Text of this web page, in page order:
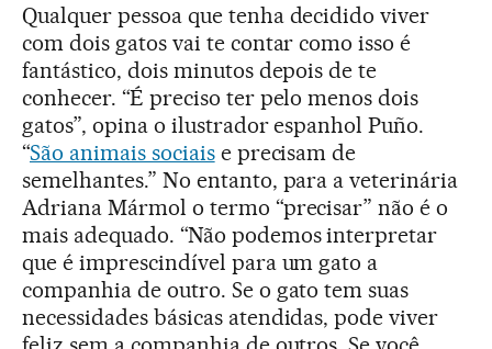
Qualquer pessoa que tenha decidido viver
com dois gatos vai te contar como isso é
fantástico, dois minutos depois de te
conhecer. “É preciso ter pelo menos dois
gatos”, opina o ilustrador espanhol Puño.
“São animais sociaise precisam de
semelhantes.” No entanto, para a veterinária
Adriana Mármol o termo “precisar” não é o
mais adequado. “Não podemos interpretar
que é imprescindível para um gato a
companhia de outro. Se o gato tem suas
necessidades básicas atendidas, pode viver